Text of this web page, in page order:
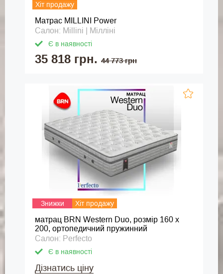
Хіт продажу
Матрас MILLINI Power
Салон: Millini | Мілліні
Є в наявності
35 818 грн. 44 773 грн
Знижки Хіт продажу
матрац BRN Western Duo, розмір 160 х
200, ортопедичний пружинний
Салон: Perfecto
Є в наявності
Дізнатись ціну